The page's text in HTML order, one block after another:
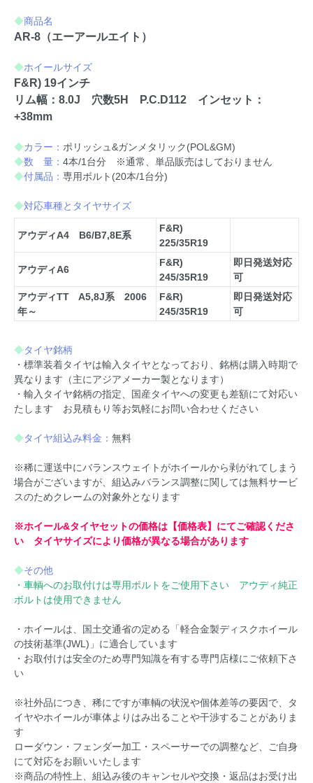
◆商品名
AR-8（エーアールエイト）
◆ホイールサイズ
F&R) 19インチ
リム幅：8.0J 穴数5H P.C.D112 インセット：
+38mm
◆カラー： ポリッシュ&ガンメタリック(POL&GM)
◆数 量： 4本/1台分 ※通常、単品販売はしておりません
◆付属品： 専用ボルト(20本/1台分)
◆対応車種とタイヤサイズ
アウディA4 B6/B7,8E系
F&R)
225/35R19
アウディA6
F&R)
245/35R19
即日発送対応
可
アウディTT A5,8J系 2006
年～
F&R)
245/35R19
即日発送対応
可
◆タイヤ銘柄
・標準装着タイヤは輸入タイヤとなっており、銘柄は購入時期で
異なります（主にアジアメーカー製となります）
・輸入タイヤ銘柄の指定、国産タイヤへの変更も差額にて対応い
たします お見積もり等お気軽にお問い合わせください
◆タイヤ組込み料金： 無料
※稀に運送中にバランスウェイトがホイールから剥がれてしまう
場合がございますが、組込みバランス調整に関しては無料サービ
スのためクレームの対象外となります
※ホイール&タイヤセットの価格は【価格表】にてご確認くださ
い タイヤサイズにより価格が異なる場合があります
◆その他
・車輌へのお取付けは専用ボルトをご使用下さい アウディ純正
ボルトは使用できません
・ホイールは、国土交通省の定める「軽合金製ディスクホイール
の技術基準(JWL)」に適合しています
・お取付けは安全のため専門知識を有する専門店様にご依頼下さ
い
※社外品につき、稀にですが車輌の状況や個体差等の要因で、タ
イヤやホイールが車体よりはみ出ることや干渉することがありま
す
ローダウン・フェンダー加工・スペーサーでの調整など、ご自身
にて対応をお願いいたします
※商品の特性上、組込み後のキャンセルや交換・返品はお受け出